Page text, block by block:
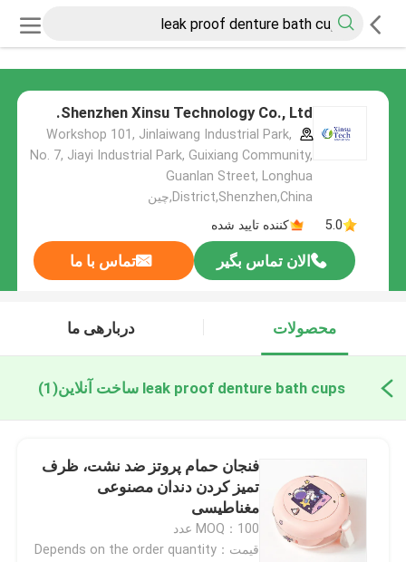
Shenzhen Xinsu Technology Co., Ltd.
Workshop 101, Jinlaiwang Industrial Park,
No. 7, Jiayi Industrial Park, Guixiang Community,
Guanlan Street, Longhua
District,Shenzhen,China,چین
5.0
کننده تایید شده
الان تماس بگیر تماس با ما
محصولات دربارهی ما
leak proof denture bath cups ساخت آنلاین (1)
فنجان حمام پروتز ضد نشت، ظرف
تمیز کردن دندان مصنوعی
مغناطیسی
MOQ：100 عدد
قیمت：Depends on the order quantity